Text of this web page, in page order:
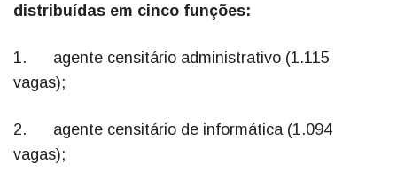
distribuídas em cinco funções:
1. agente censitário administrativo (1.115
vagas);
2. agente censitário de informática (1.094
vagas);